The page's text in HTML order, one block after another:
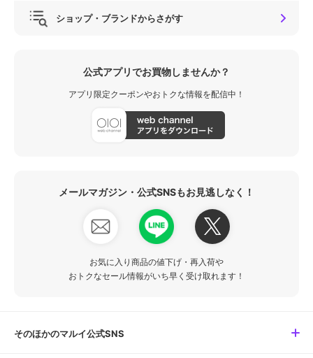
ショップ・ブランドからさがす
公式アプリでお買物しませんか？
アプリ限定クーポンやおトクな情報を配信中！
メールマガジン・公式SNSもお見逃しなく！
お気に入り商品の値下げ・再入荷や
おトクなセール情報がいち早く受け取れます！
そのほかのマルイ公式SNS